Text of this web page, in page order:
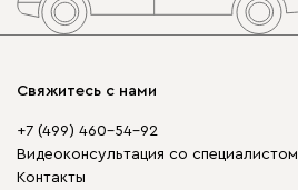
Свяжитесь с нами
+7 (499) 460-54-92
Видеоконсультация со специалистом
Контакты